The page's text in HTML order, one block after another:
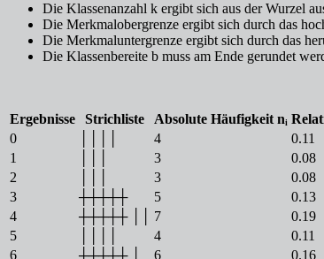
Die Klassenanzahl k ergibt sich aus der Wurzel
Die Merkmalobergrenze ergibt sich durch das
Die Merkmaluntergrenze ergibt sich durch das
Die Klassenbereite b muss am Ende gerundet
Ergebnisse Strichliste Absolute Häufigkeit nᵢ
0
4 0.11
1
3 0.08
2
3 0.08
3
┼┼┼┼┼ 5 0.13
4
┼┼┼┼┼ ││ 7 0.19
5
4 0.11
6
┼┼┼┼┼ │ 6 0.16